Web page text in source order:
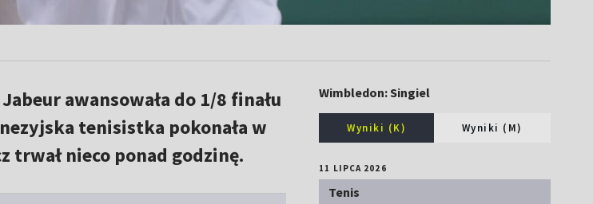
awansowała do 1/8 finału
tenisistka pokonała w
trwał nieco ponad godzinę.
Wimbledon: Singiel
Wyniki (K) Wyniki (M)
11 LIPCA 2026
Tenis